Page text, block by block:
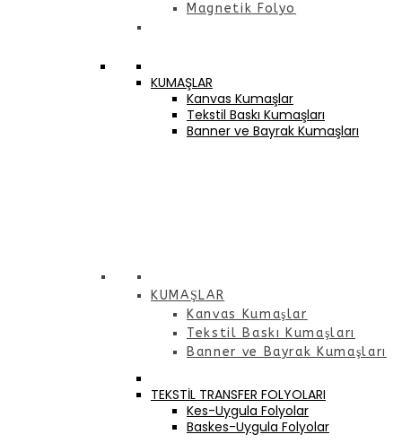
Magnetik Folyo
KUMAŞLAR
Kanvas Kumaşlar
Tekstil Baskı Kumaşları
Banner ve Bayrak Kumaşları
KUMAŞLAR
Kanvas Kumaşlar
Tekstil Baskı Kumaşları
Banner ve Bayrak Kumaşları
TEKSTİL TRANSFER FOLYOLARI
Kes-Uygula Folyolar
Baskes-Uygula Folyolar